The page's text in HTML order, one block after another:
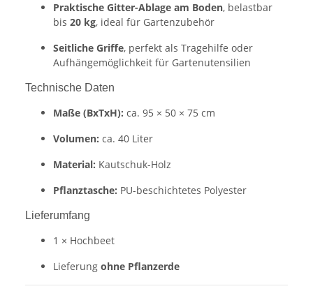
Praktische Gitter-Ablage am Boden, belastbar
bis 20 kg, ideal für Gartenzubehör
Seitliche Griffe, perfekt als Tragehilfe oder
Aufhängemöglichkeit für Gartenutensilien
Technische Daten
Maße (BxTxH): ca. 95 × 50 × 75 cm
Volumen: ca. 40 Liter
Material: Kautschuk-Holz
Pflanztasche: PU-beschichtetes Polyester
Lieferumfang
1 × Hochbeet
Lieferung ohne Pflanzerde